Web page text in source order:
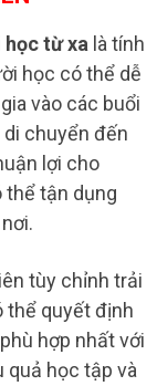
học từ xa là tính
học có thể dễ
vào các buổi
chuyển đến
lợi cho
thể tận dụng
tùy chỉnh trải
thể quyết định
hợp nhất với
quả học tập và